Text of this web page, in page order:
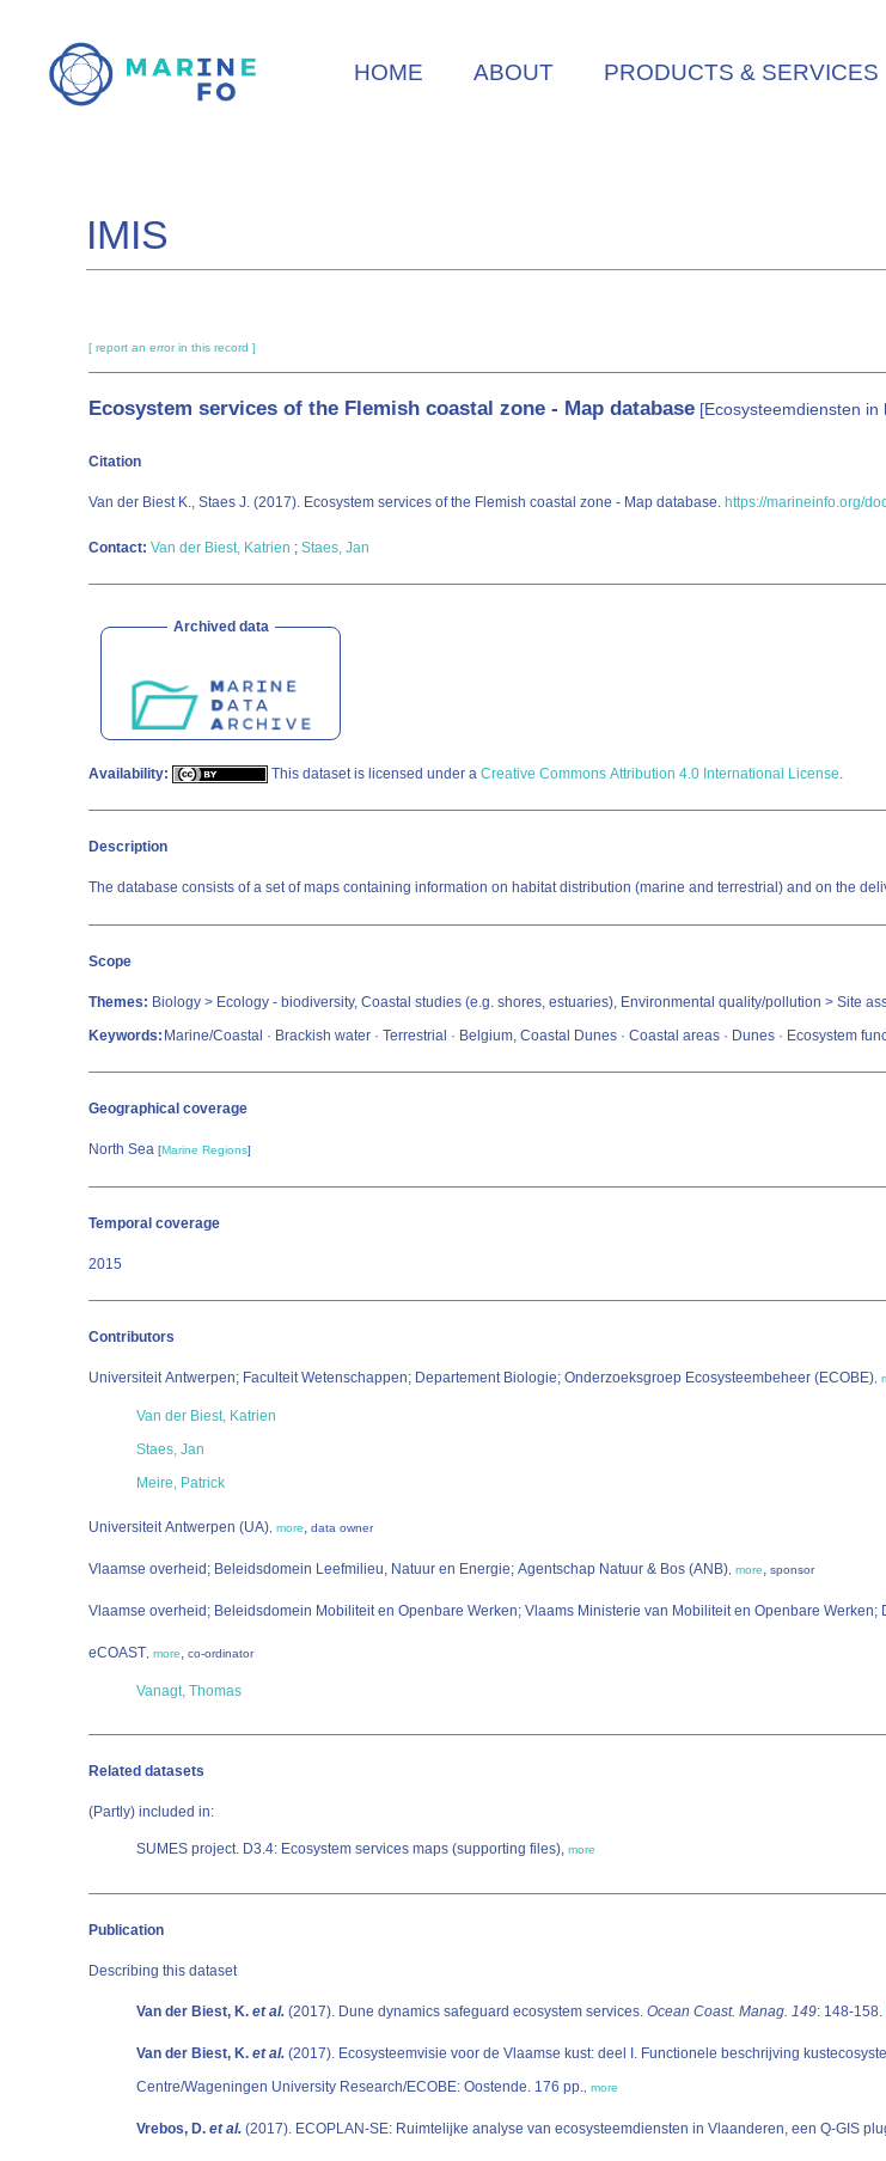
main
HOME ABOUT PRODUCTS & SERVICES
IMIS
[ report an error in this record ]
Ecosystem services of the Flemish coastal zone - Map database [Ecosysteemdiensten
Citation
Van der Biest K., Staes J. (2017). Ecosystem services of the Flemish coastal zone - Map database. https://marineinfo.org/
Contact: Van der Biest, Katrien ; Staes, Jan
Archived data
Availability: This dataset is licensed under a Creative Commons Attribution 4.0 International License.
Description
The database consists of a set of maps containing information on habitat distribution (marine and terrestrial) and on the
Scope
Themes: Biology > Ecology - biodiversity, Coastal studies (e.g. shores, estuaries), Environmental quality/pollution > Site
Keywords: Marine/Coastal · Brackish water · Terrestrial · Belgium, Coastal Dunes · Coastal areas · Dunes · Ecosystem
Geographical coverage
North Sea [Marine Regions]
Temporal coverage
2015
Contributors
Universiteit Antwerpen; Faculteit Wetenschappen; Departement Biologie; Onderzoeksgroep Ecosysteembeheer (ECOBE)
Van der Biest, Katrien
Staes, Jan
Meire, Patrick
Universiteit Antwerpen (UA) more, data owner
Vlaamse overheid; Beleidsdomein Leefmilieu, Natuur en Energie; Agentschap Natuur & Bos (ANB) more, sponsor
Vlaamse overheid; Beleidsdomein Mobiliteit en Openbare Werken; Vlaams Ministerie van Mobiliteit en Openbare
eCOAST more, co-ordinator
Vanagt, Thomas
Related datasets
(Partly) included in:
SUMES project. D3.4: Ecosystem services maps (supporting files), more
Publication
Describing this dataset
Van der Biest, K. et al. (2017). Dune dynamics safeguard ecosystem services. Ocean Coast. Manag. 149: 148-158.
Van der Biest, K. et al. (2017). Ecosysteemvisie voor de Vlaamse kust: deel I. Functionele beschrijving
Centre/Wageningen University Research/ECOBE: Oostende. 176 pp. more
Vrebos, D. et al.